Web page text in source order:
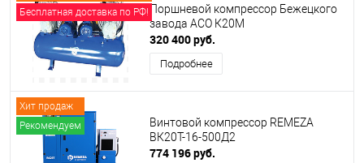
Бесплатная доставка по РФ! Поршневой компрессор Бежецкого
завода АСО К20М
320 400 руб.
Подробнее
Хит продаж
Рекомендуем
Винтовой компрессор REMEZA
ВК20Т-16-500Д2
774 196 руб.